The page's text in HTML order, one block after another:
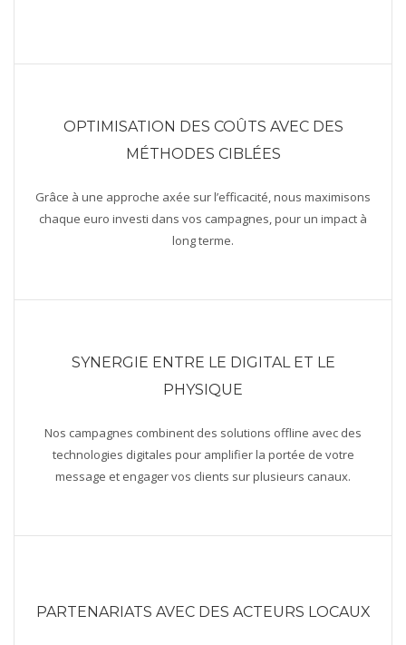
OPTIMISATION DES COÛTS AVEC DES
MÉTHODES CIBLÉES
Grâce à une approche axée sur l’efficacité, nous maximisons
chaque euro investi dans vos campagnes, pour un impact à
long terme.
SYNERGIE ENTRE LE DIGITAL ET LE
PHYSIQUE
Nos campagnes combinent des solutions offline avec des
technologies digitales pour amplifier la portée de votre
message et engager vos clients sur plusieurs canaux.
PARTENARIATS AVEC DES ACTEURS LOCAUX